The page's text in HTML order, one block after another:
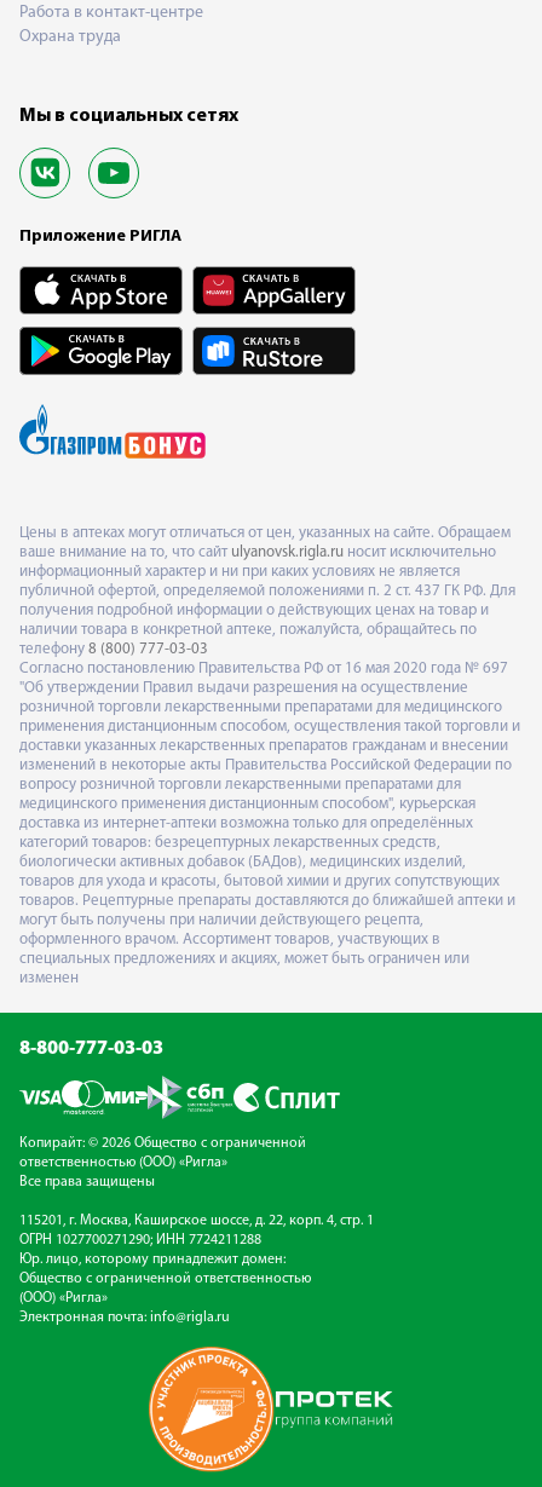
Работа в контакт-центре
Охрана труда
Мы в социальных сетях
Приложение РИГЛА
Цены в аптеках могут отличаться от цен, указанных на сайте. Обращаем
ваше внимание на то, что сайт ulyanovsk.rigla.ru носит исключительно
информационный характер и ни при каких условиях не является
публичной офертой, определяемой положениями п. 2 ст. 437 ГК РФ. Для
получения подробной информации о действующих ценах на товар и
наличии товара в конкретной аптеке, пожалуйста, обращайтесь по
телефону 8 (800) 777-03-03
Согласно постановлению Правительства РФ от 16 мая 2020 года № 697
"Об утверждении Правил выдачи разрешения на осуществление
розничной торговли лекарственными препаратами для медицинского
применения дистанционным способом, осуществления такой торговли и
доставки указанных лекарственных препаратов гражданам и внесении
изменений в некоторые акты Правительства Российской Федерации по
вопросу розничной торговли лекарственными препаратами для
медицинского применения дистанционным способом", курьерская
доставка из интернет-аптеки возможна только для определённых
категорий товаров: безрецептурных лекарственных средств,
биологически активных добавок (БАДов), медицинских изделий,
товаров для ухода и красоты, бытовой химии и других сопутствующих
товаров. Рецептурные препараты доставляются до ближайшей аптеки и
могут быть получены при наличии действующего рецепта,
оформленного врачом. Ассортимент товаров, участвующих в
специальных предложениях и акциях, может быть ограничен или
изменен
8-800-777-03-03
Копирайт: © 2026 Общество с ограниченной
ответственностью (ООО) «Ригла»
Все права защищены
115201, г. Москва, Каширское шоссе, д. 22, корп. 4, стр. 1
ОГРН 1027700271290; ИНН 7724211288
Юр. лицо, которому принадлежит домен:
Общество с ограниченной ответственностью
(ООО) «Ригла»
Электронная почта: info@rigla.ru